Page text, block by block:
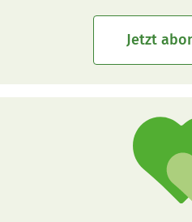
Jetzt